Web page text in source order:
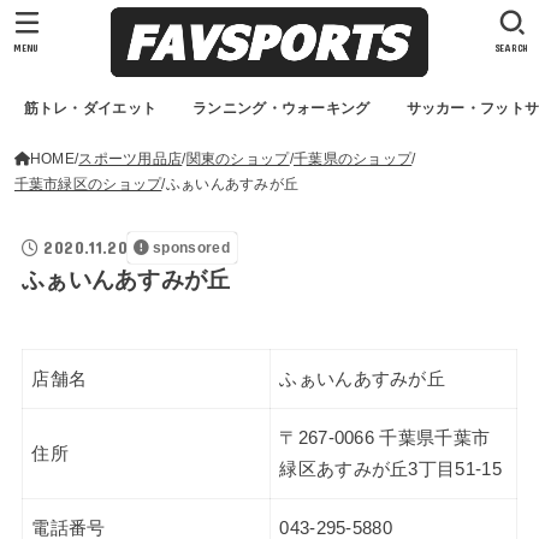
筋トレ・ダイエット ランニング・ウォーキング サッカー・フット
SEARCH
MENU
HOME スポーツ用品店 関東のショップ 千葉県のショップ
千葉市緑区のショップ ふぁいんあすみが丘
2020.11.20 sponsored
ふぁいんあすみが丘
店舗名 ふぁいんあすみが丘
住所
〒267-0066 千葉県千葉市
緑区あすみが丘3丁目51-15
電話番号 043-295-5880